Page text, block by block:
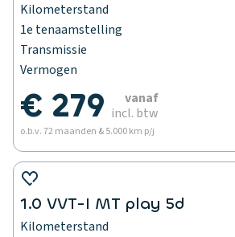
Kilometerstand
1e tenaamstelling
Transmissie
Vermogen
€ 279
vanaf
incl. btw
o.b.v. 72 maanden & 5.000 km p/j
1.0 VVT-I MT play 5d
Kilometerstand